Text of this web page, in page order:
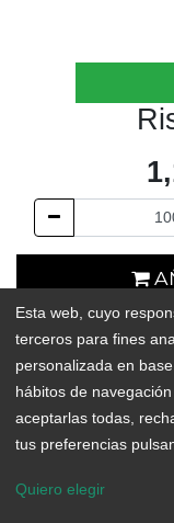
En existencias
Mezcla de arroz con
para preparar una
Esta web, cuyo
terceros para fines
personalizada en
hábitos de
aceptarlas todas,
tus preferencias
Quiero elegir